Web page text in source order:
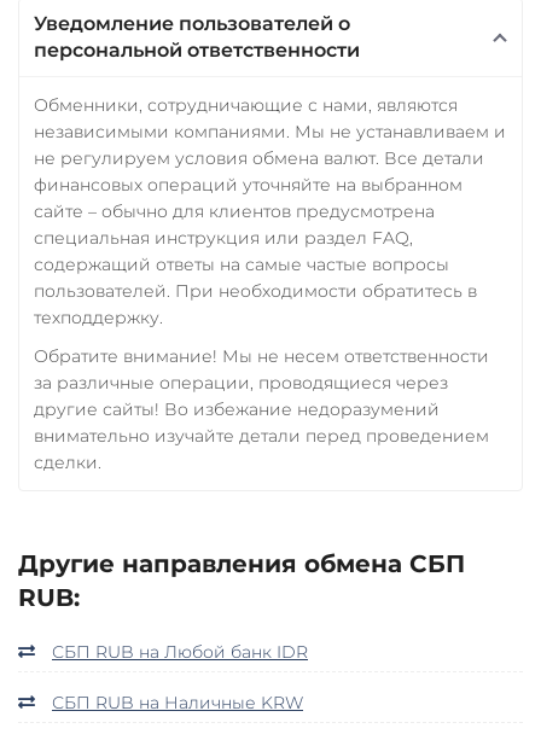
Уведомление пользователей о
персональной ответственности
Обменники, сотрудничающие с нами, являются
независимыми компаниями. Мы не устанавливаем и
не регулируем условия обмена валют. Все детали
финансовых операций уточняйте на выбранном
сайте – обычно для клиентов предусмотрена
специальная инструкция или раздел FAQ,
содержащий ответы на самые частые вопросы
пользователей. При необходимости обратитесь в
техподдержку.
Обратите внимание! Мы не несем ответственности
за различные операции, проводящиеся через
другие сайты! Во избежание недоразумений
внимательно изучайте детали перед проведением
сделки.
Другие направления обмена СБП
RUB:
СБП RUB на Любой банк IDR
СБП RUB на Наличные KRW